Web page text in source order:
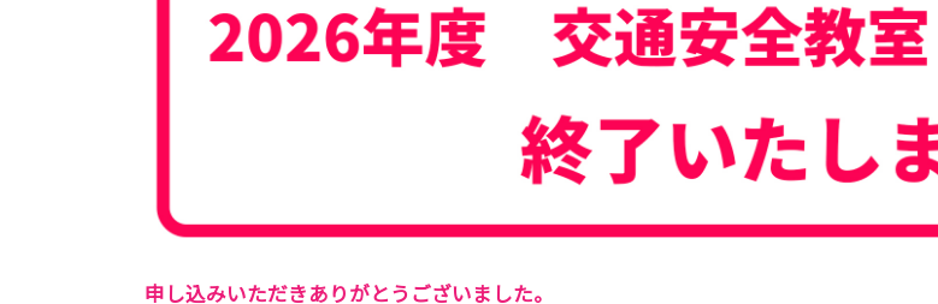
申し込みいただきありがとうございました。